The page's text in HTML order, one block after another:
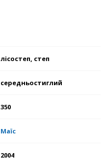
лісостеп, степ
середньостиглий
350
Маїс
2004